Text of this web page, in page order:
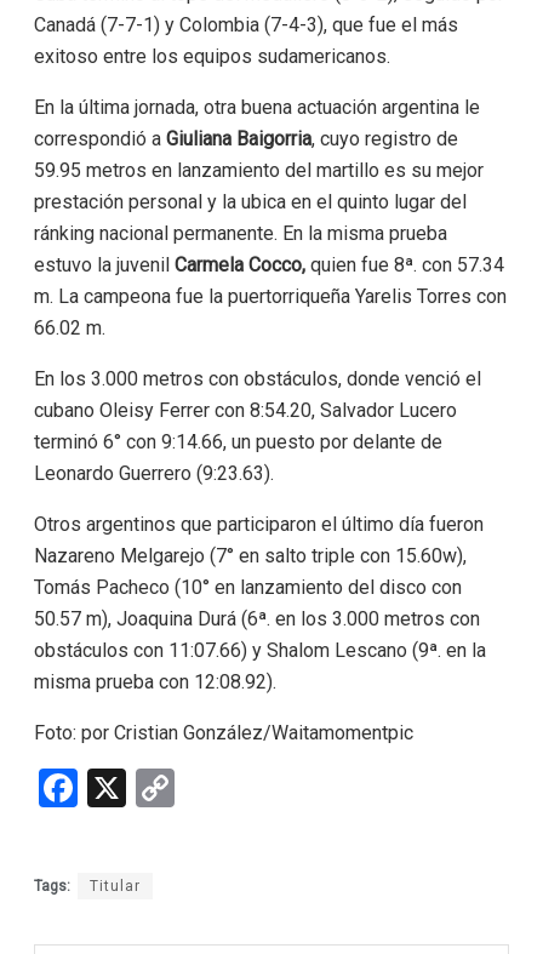
Canadá (7-7-1) y Colombia (7-4-3), que fue el más
exitoso entre los equipos sudamericanos.
En la última jornada, otra buena actuación argentina le
correspondió a Giuliana Baigorria, cuyo registro de
59.95 metros en lanzamiento del martillo es su mejor
prestación personal y la ubica en el quinto lugar del
ránking nacional permanente. En la misma prueba
estuvo la juvenil Carmela Cocco,quien fue 8ª. con 57.34
m. La campeona fue la puertorriqueña Yarelis Torres con
66.02 m.
En los 3.000 metros con obstáculos, donde venció el
cubano Oleisy Ferrer con 8:54.20, Salvador Lucero
terminó 6° con 9:14.66, un puesto por delante de
Leonardo Guerrero (9:23.63).
Otros argentinos que participaron el último día fueron
Nazareno Melgarejo (7° en salto triple con 15.60w),
Tomás Pacheco (10° en lanzamiento del disco con
50.57 m), Joaquina Durá (6ª. en los 3.000 metros con
obstáculos con 11:07.66) y Shalom Lescano (9ª. en la
misma prueba con 12:08.92).
Foto: por Cristian González/Waitamomentpic
F
b
o
X C
n
Tags: Titular